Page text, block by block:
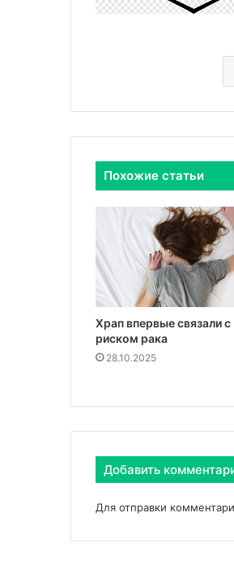
Похожие статьи
Храп впервые связали с
риском рака
28.10.2025
Добавить
Для отправки